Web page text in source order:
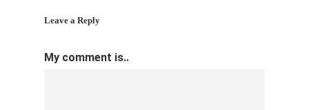
Leave a Reply
My comment is..